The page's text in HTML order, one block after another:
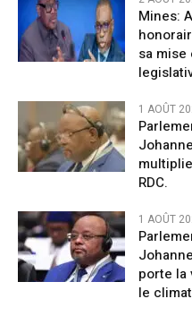
Mines:
sa
1 AOÛT
RDC.
1 AOÛT
porte la
le